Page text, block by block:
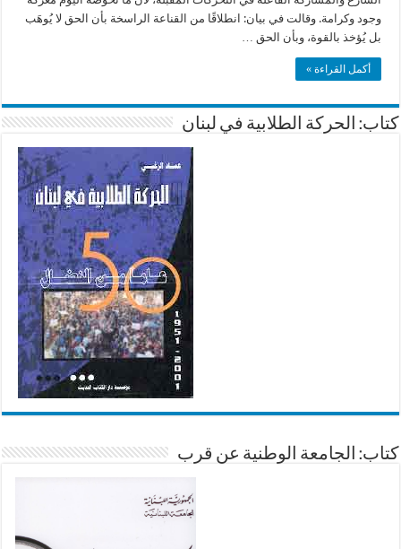
وجود وكرامة. وقالت في بيان: انطلاقًا من القناعة الراسخة بأن الحق لا يُوهَب
بل يُؤخذ بالقوة، وبأن الحق …
أكمل القراءة »
كتاب: الحركة الطلابية في لبنان
كتاب: الجامعة الوطنية عن قرب